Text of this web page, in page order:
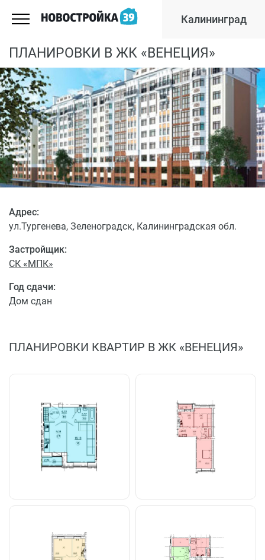
Калининград
ПЛАНИРОВКИ В ЖК «ВЕНЕЦИЯ»
Застройщик:
СК «МПК»
Адрес:
ул.Тургенева, Зеленоградск, Калининградская обл.
Год сдачи:
Дом сдан
ПЛАНИРОВКИ КВАРТИР В ЖК «ВЕНЕЦИЯ»